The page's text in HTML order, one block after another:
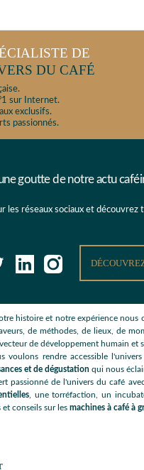
DE
DU CAFÉ
sur Internet.
exclusifs.
passionnés.
goutte de notre actu
les réseaux sociaux et découvrez
histoire et notre expérience nous
de méthodes, de lieux, de
de développement humain et
voulons rendre accessible
et de dégustation qui nous
passionné de l'univers du café
, une torréfaction, un
et conseils sur les machines à café à